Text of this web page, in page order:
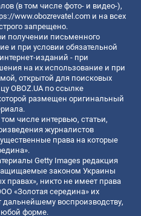
(в том числе фото- и видео-),
www.obozrevatel.com и на всех
запрещено.
получении письменного
и при условии обязательной
изданий - при
на их использование и при
открытой для поисковых
OBOZ.UA по ссылке
размещен оригинальный
числе интервью, статьи,
журналистов
права на которые
Getty Images редакция
законом Украины
правах», никто не имеет права
«Золотая середина» их
воспроизводству,
форме.